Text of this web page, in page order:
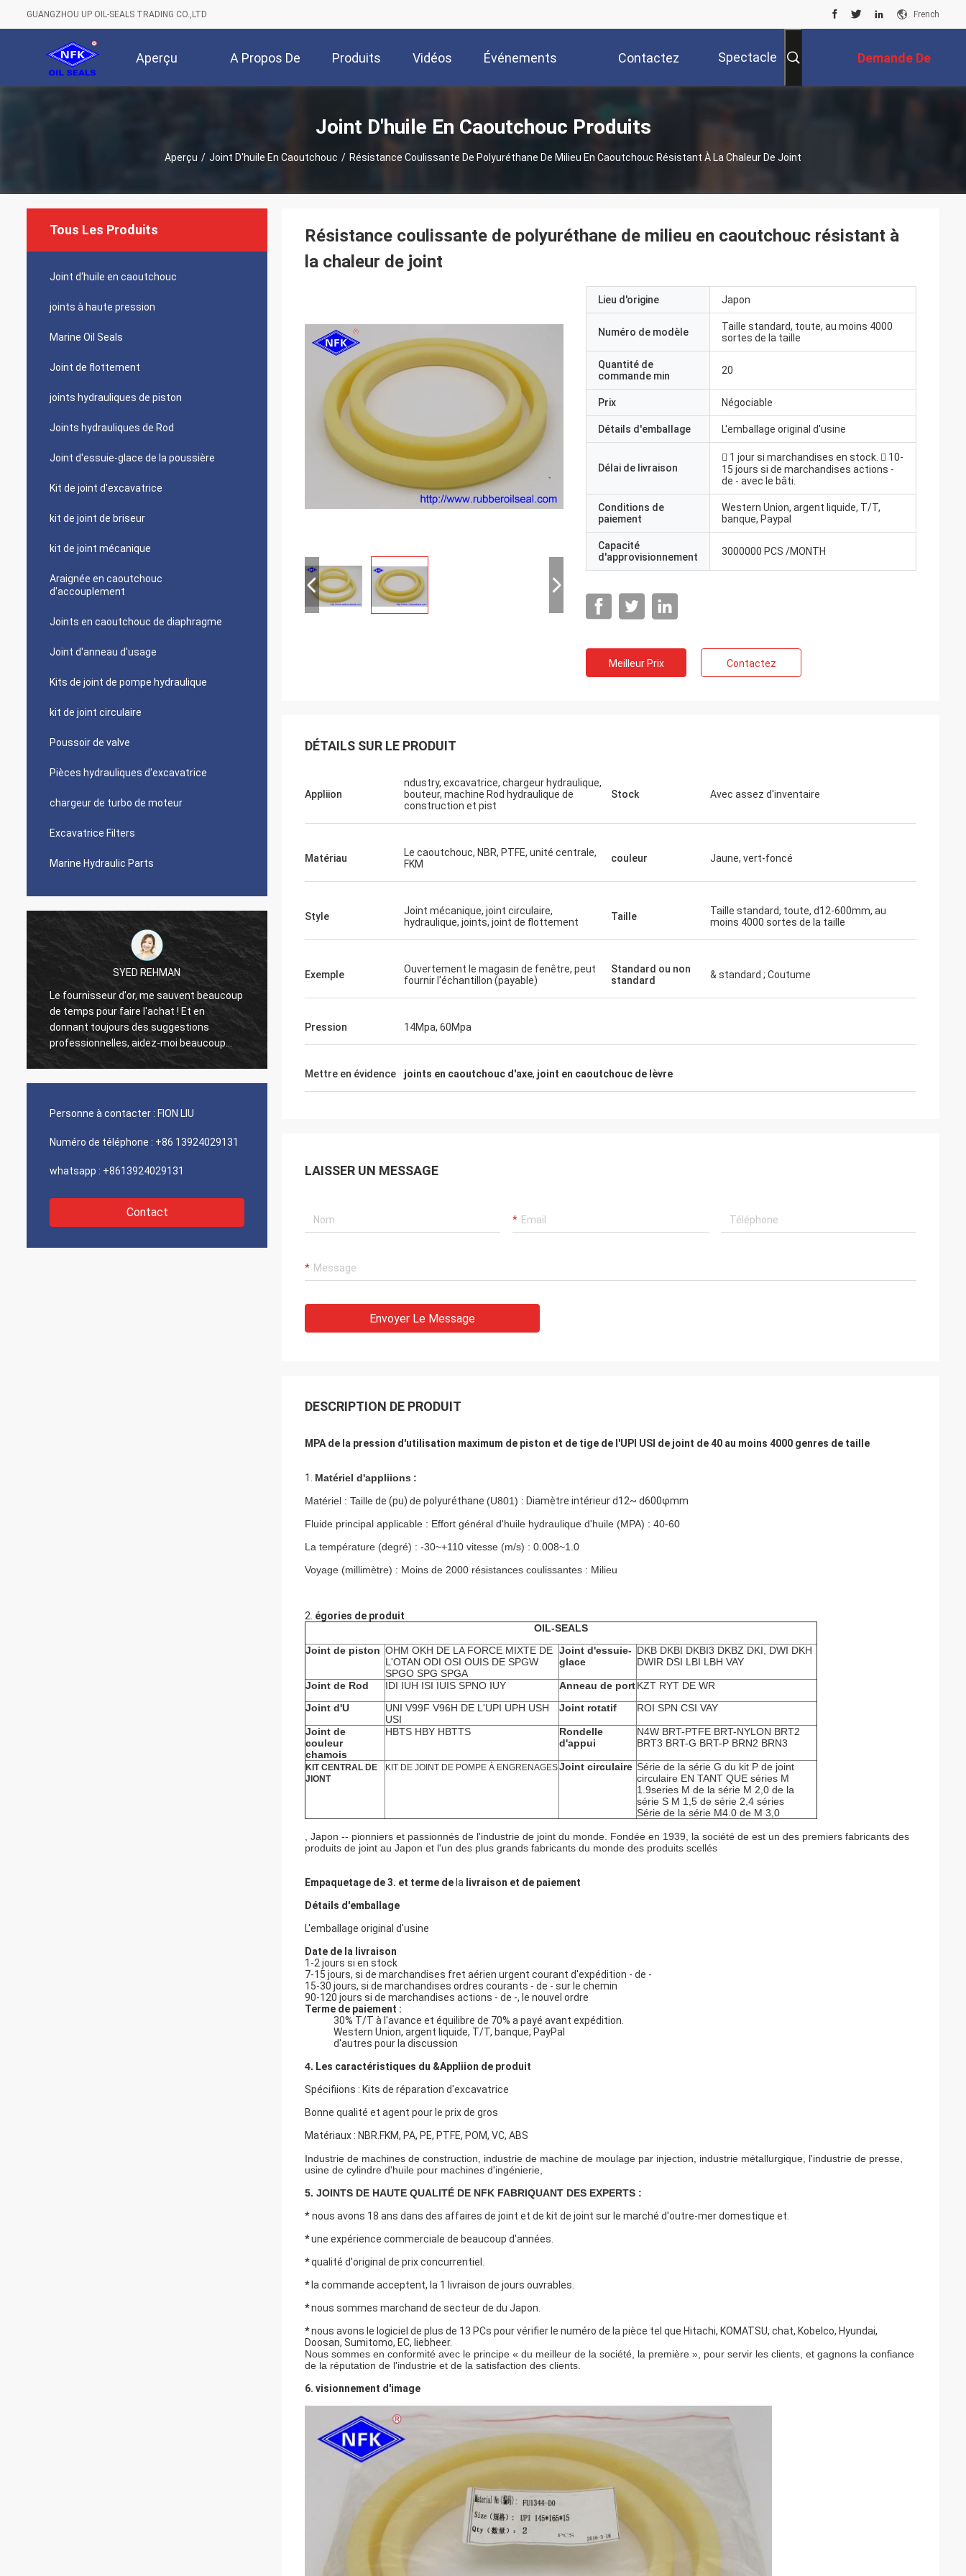
GUANGZHOU UP OIL-SEALS TRADING CO.,LTD French
Aperçu A Propos De Produits Vidéos Événements Contactez Spectacle Demande De
Soumission
Joint D'huile En Caoutchouc Produits
Aperçu / Joint D'huile En Caoutchouc / Résistance Coulissante De Polyuréthane De Milieu En Caoutchouc Résistant À La Chaleur De Joint
Tous Les Produits
Joint d'huile en caoutchouc
joints à haute pression
Marine Oil Seals
Joint de flottement
joints hydrauliques de piston
Joints hydrauliques de Rod
Joint d'essuie-glace de la poussière
Kit de joint d'excavatrice
kit de joint de briseur
kit de joint mécanique
Araignée en caoutchouc
d'accouplement
Joints en caoutchouc de diaphragme
Joint d'anneau d'usage
Kits de joint de pompe hydraulique
kit de joint circulaire
Poussoir de valve
Pièces hydrauliques d'excavatrice
chargeur de turbo de moteur
Excavatrice Filters
Marine Hydraulic Parts
SYED REHMAN
Le fournisseur d'or, me sauvent beaucoup
de temps pour faire l'achat ! Et en
donnant toujours des suggestions
professionnelles, aidez-moi beaucoup
dans les affaires ! Merci ! Tout dans le
haute qualité trop et contactera votre
Mutakilwa Wilson Afrique
Les vieux clients, choses sont toujours
sont 100% authentique, représentation
de coût exceptionnelle. Expédition rapide
5 étoiles !
Carlo
Le bon fournisseur, et donner toujours des
auront le long coopertion à l'avenir.
Personne à contacter : FION LIU
Numéro de téléphone : +86 13924029131
whatsapp : +8613924029131
Contact
Résistance coulissante de polyuréthane de milieu en caoutchouc résistant à
la chaleur de joint
Lieu d'origine Japon
Numéro de modèle
Taille standard, toute, au moins 4000
sortes de la taille
Quantité de
commande min
20
Prix Négociable
Détails d'emballage L'emballage original d'usine
Délai de livraison
 1 jour si marchandises en stock.  10-
15 jours si de marchandises actions -
de - avec le bâti.
Conditions de
paiement
Western Union, argent liquide, T/T,
banque, Paypal
Capacité
d'approvisionnement
3000000 PCS /MONTH
Meilleur Prix Contactez
DÉTAILS SUR LE PRODUIT
Appliion
ndustry, excavatrice, chargeur hydraulique,
bouteur, machine Rod hydraulique de
construction et pist
Stock Avec assez d'inventaire
Matériau
Le caoutchouc, NBR, PTFE, unité centrale,
FKM
couleur Jaune, vert-foncé
Style
Joint mécanique, joint circulaire,
hydraulique, joints, joint de flottement
Taille
Taille standard, toute, d12-600mm, au
moins 4000 sortes de la taille
Exemple
Ouvertement le magasin de fenêtre, peut
fournir l'échantillon (payable)
Standard ou non
standard
& standard ; Coutume
Pression 14Mpa, 60Mpa
Mettre en évidence joints en caoutchouc d'axe, joint en caoutchouc de lèvre
LAISSER UN MESSAGE
Envoyer Le Message
DESCRIPTION DE PRODUIT
MPA de la pression d'utilisation maximum de piston et de tige de l'UPI USI de joint de 40 au moins 4000 genres de taille
1. Matériel d'appliions :
Matériel : Taillede (pu) depolyuréthane (U801) : Diamètre intérieur d12~ d600φmm
Fluide principal applicable : Effort général d'huile hydraulique d'huile (MPA) : 40-60
La température (degré) : -30~+110 vitesse (m/s) : 0.008~1.0
Voyage (millimètre) : Moins de 2000 résistances coulissantes : Milieu
2. égories de produit
OIL-SEALS
Joint de piston OHM OKH DE LA FORCE MIXTE DE
L'OTAN ODI OSI OUIS DE SPGW
SPGO SPG SPGA
Joint d'essuie-
glace
DKB DKBI DKBI3 DKBZ DKI, DWI DKH
DWIR DSI LBI LBH VAY
Joint de Rod IDI IUH ISI IUIS SPNO IUY Anneau de portKZT RYT DE WR
Joint d'U
UNI V99F V96H DE L'UPI UPH USH
USI
Joint rotatif ROI SPN CSI VAY
Joint de
couleur
chamois
HBTS HBY HBTTS
Rondelle
d'appui
N4W BRT-PTFE BRT-NYLON BRT2
BRT3 BRT-G BRT-P BRN2 BRN3
KIT CENTRAL DE
JIONT
KIT DE JOINT DE POMPE À ENGRENAGESJoint circulaire Série de la série G du kit P de joint
circulaire EN TANT QUE séries M
1.9series M de la série M 2,0 de la
série S M 1,5 de série 2,4 séries
Série de la série M4.0 de M 3,0
, Japon -- pionniers et passionnés de l'industrie de joint du monde. Fondée en 1939, la société de est un des premiers fabricants des
produits de joint au Japon et l'un des plus grands fabricants du monde des produits scellés
Empaquetage de 3. et terme de la livraison et de paiement
Détails d'emballage
L'emballage original d'usine
Date de la livraison
1-2 jours si en stock
7-15 jours, si de marchandises fret aérien urgent courant d'expédition - de -
15-30 jours, si de marchandises ordres courants - de - sur le chemin
90-120 jours si de marchandises actions - de -, le nouvel ordre
Terme de paiement :
30% T/T à l'avance et équilibre de 70% a payé avant expédition.
Western Union, argent liquide, T/T, banque, PayPaI
d'autres pour la discussion
4. Les caractéristiques du &Appliion de produit
Spécifiions : Kits de réparation d'excavatrice
Bonne qualité et agent pour le prix de gros
Matériaux : NBR.FKM, PA, PE, PTFE, POM, VC, ABS
Industrie de machines de construction, industrie de machine de moulage par injection, industrie métallurgique, l'industrie de presse,
usine de cylindre d'huile pour machines d'ingénierie,
5. JOINTS DE HAUTE QUALITÉ DE NFK FABRIQUANT DES EXPERTS :
* nous avons 18 ans dans des affaires de joint et de kit de joint sur le marché d'outre-mer domestique et.
*une expérience commerciale de beaucoup d'années.
*qualité d'original de prix concurrentiel.
*la commande acceptent, la 1 livraison de jours ouvrables.
*nous sommes marchand de secteur de du Japon.
*nous avons le logiciel de plus de 13 PCs pour vérifier le numéro de la pièce tel que Hitachi, KOMATSU, chat, Kobelco, Hyundai,
Doosan, Sumitomo, EC, liebheer.
Nous sommes en conformité avec le principe « du meilleur de la société, la première », pour servir les clients, et gagnons la confiance
de la réputation de l'industrie et de la satisfaction des clients.
6. visionnement d'image